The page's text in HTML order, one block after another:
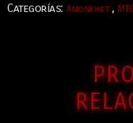
Categorías: Amonkhet ,